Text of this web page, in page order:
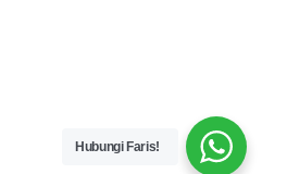
Hubungi Faris!